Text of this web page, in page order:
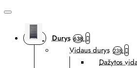
Durys 638
Vidaus durys 238
Dažytos